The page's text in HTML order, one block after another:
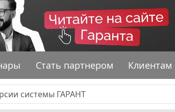
Стать партнером Клиентам